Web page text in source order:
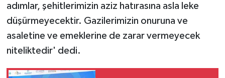
adımlar, şehitlerimizin aziz hatırasına asla leke
düşürmeyecektir. Gazilerimizin onuruna ve
asaletine ve emeklerine de zarar vermeyecek
niteliktedir' dedi.